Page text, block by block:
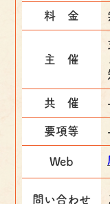
料 金
主 催
共 催
要項等
Web
問い合わせ